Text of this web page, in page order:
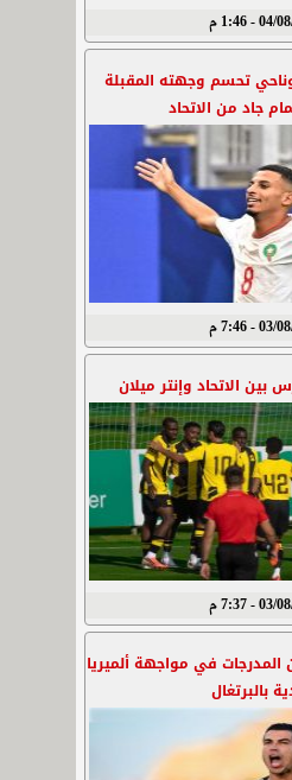
- 1:46 م
تحسم وجهته المقبلة
جاد من الاتحاد
- 7:46 م
بين الاتحاد وإنتر ميلان
- 7:37 م
المدرجات في مواجهة ألميريا
بالبرتغال